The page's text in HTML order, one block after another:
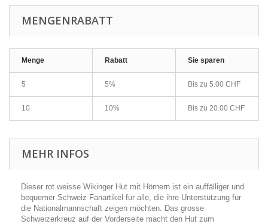
MENGENRABATT
Menge Rabatt Sie sparen
5 5% Bis zu 5.00 CHF
10 10% Bis zu 20.00 CHF
MEHR INFOS
Dieser rot weisse Wikinger Hut mit Hörnern ist ein auffälliger und
bequemer Schweiz Fanartikel für alle, die ihre Unterstützung für
die Nationalmannschaft zeigen möchten. Das grosse
Schweizerkreuz auf der Vorderseite macht den Hut zum